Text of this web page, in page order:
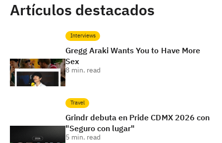
Artículos destacados
Interviews
Gregg Araki Wants You to Have More
Sex
8 min. read
Travel
Grindr debuta en Pride CDMX 2026 con
"Seguro con lugar"
5 min. read